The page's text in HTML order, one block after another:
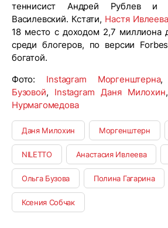
теннисист Андрей Рублев и
Василевский. Кстати, Настя Ивлеева
18 место с доходом 2,7 миллиона
среди блогеров, по версии
богатой.
Фото: Instagram Моргенштерна,
Бузовой, Instagram Даня Милохин,
Нурмагомедова
Даня Милохин Моргенштерн
NILETTO Анастасия Ивлеева
Ольга Бузова Полина Гагарина
Ксения Собчак